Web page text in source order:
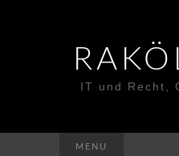
IT und Recht,
MENU